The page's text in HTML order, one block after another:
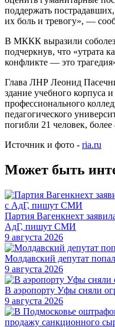
поддержать
их боль и тревогу», —
В МККК выразили
подчеркнув, что «утрата
конфликте — это
Глава ЛНР Леонид
здание учебного корпуса
профессионального
педагогического
погибли 21 человек,
Источник и фото - ria.ru
Может быть
Партия Вагенкнехт
АдГ, пишут СМИ
9 августа 2026
Молдавский депутат
9 августа 2026
В аэропорту Уфы сняли
9 августа 2026